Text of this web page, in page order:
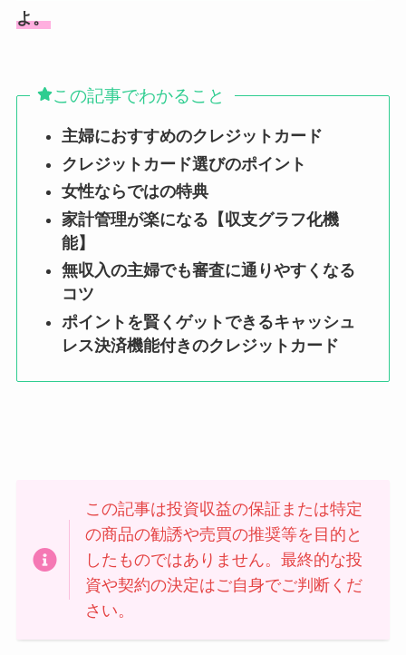
よ。
この記事でわかること
主婦におすすめのクレジットカード
クレジットカード選びのポイント
女性ならではの特典
家計管理が楽になる【収支グラフ化機
能】
無収入の主婦でも審査に通りやすくなる
コツ
ポイントを賢くゲットできるキャッシュ
レス決済機能付きのクレジットカード
この記事は投資収益の保証または特定
の商品の勧誘や売買の推奨等を目的と
したものではありません。最終的な投
資や契約の決定はご自身でご判断くだ
さい。